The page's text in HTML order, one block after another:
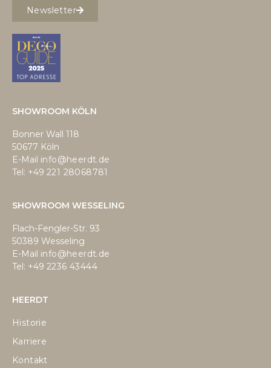
Newsletter
SHOWROOM KÖLN
Bonner Wall 118
50677 Köln
E-Mail info@heerdt.de
Tel: +49 221 28068781
SHOWROOM WESSELING
Flach-Fengler-Str. 93
50389 Wesseling
E-Mail info@heerdt.de
Tel: +49 2236 43444
HEERDT
Historie
Karriere
Kontakt